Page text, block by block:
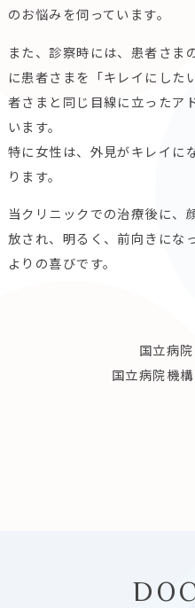
のお悩みを伺っています。
また、診察時には、患者さま
に患者さまを「キレイにした
者さまと同じ目線に立ったア
います。
特に女性は、外見がキレイに
ります。
当クリニックでの治療後に、
放され、明るく、前向きにな
よりの喜びです。
国立病
国立病院機